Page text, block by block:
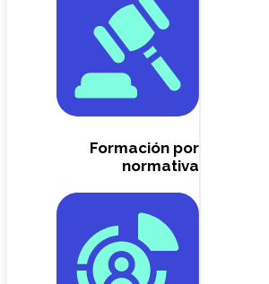
Formación por
normativa